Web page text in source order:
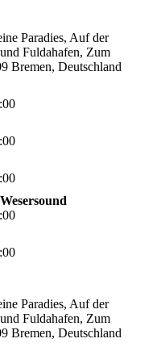
Paradies, Auf der
Fuldahafen, Zum
Bremen, Deutschland
Paradies, Auf der
Fuldahafen, Zum
Bremen, Deutschland